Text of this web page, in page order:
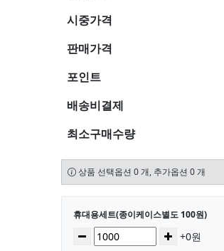
시중가격
판매가격
포인트
배송비결제
최소구매수량
상품 선택옵션 0 개, 추가옵션 0 개
선택된 옵션
휴대용세트(종이케이스별도 100원)
수량감소 증가+0원